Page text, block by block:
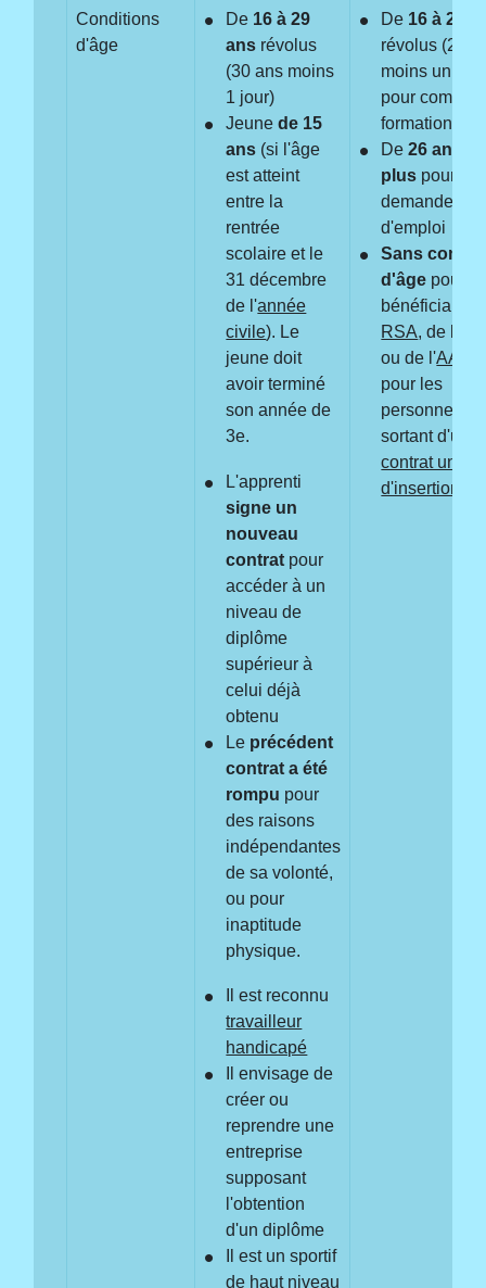
Conditions
d'âge
De 16 à 29
ans révolus
(30 ans moins
1 jour)
Jeunede 15
ans (si l'âge
est atteint
entre la
rentrée
scolaire et le
31 décembre
de l'année
civile). Le
jeune doit
avoir terminé
son année de
3e.
L'apprenti
signe un
nouveau
contrat pour
accéder à un
niveau de
diplôme
supérieur à
celui déjà
obtenu
Le précédent
contrat a été
rompu pour
des raisons
indépendantes
de sa volonté,
ou pour
inaptitude
physique.
Il est reconnu
travailleur
handicapé
Il envisage de
créer ou
reprendre une
entreprise
supposant
l'obtention
d'un diplôme
Il est un sportif
de haut niveau
De 16 à 25
révolus (26
moins un
pour
formation
De 26 ans et
plus pour les
demandeurs
d'emploi
Sans
d'âge pour
bénéficiaires
RSA, de l'
ou de l'AAH
pour les
personnes
sortant d'un
contrat
d'insertion